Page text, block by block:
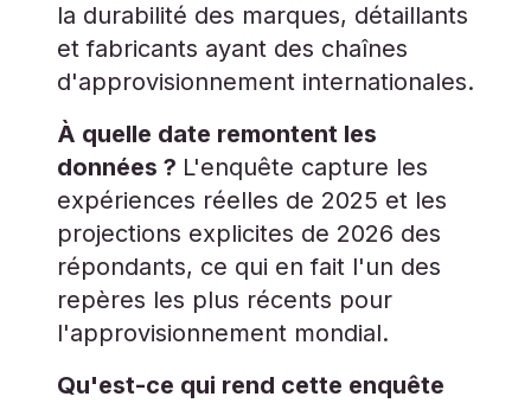
la durabilité des marques, détaillants
et fabricants ayant des chaînes
d'approvisionnement internationales.
À quelle date remontent les
données ? L'enquête capture les
expériences réelles de 2025 et les
projections explicites de 2026 des
répondants, ce qui en fait l'un des
repères les plus récents pour
l'approvisionnement mondial.
Qu'est-ce qui rend cette enquête